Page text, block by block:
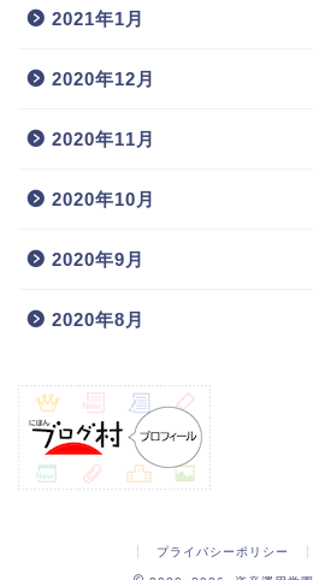
2021年1月
2020年12月
2020年11月
2020年10月
2020年9月
2020年8月
プライバシーポリシー